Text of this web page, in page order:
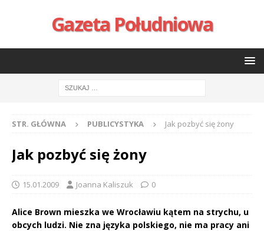
Gazeta Południowa
STR. GŁÓWNA PUBLICYSTYKA Jak pozbyć się żony
Jak pozbyć się żony
15.01.2009 Joanna Kaliszuk 0
Alice Brown mieszka we Wrocławiu kątem na strychu, u
obcych ludzi. Nie zna języka polskiego, nie ma pracy ani